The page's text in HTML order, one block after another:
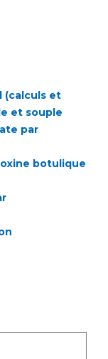
(calculs et
et souple
par
botulique